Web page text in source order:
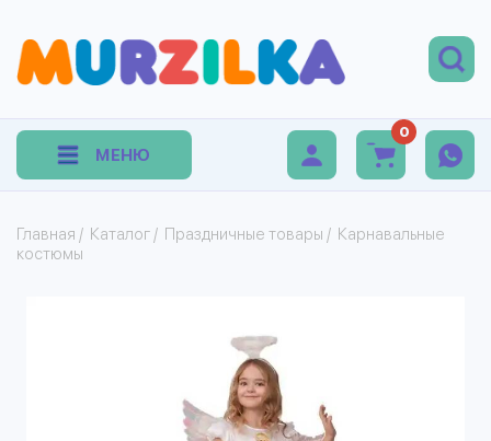
МЕНЮ
0
Главная / Каталог / Праздничные товары / Карнавальные
костюмы